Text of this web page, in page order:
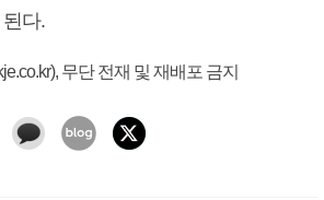
다.
무단 전재 및 재배포 금지